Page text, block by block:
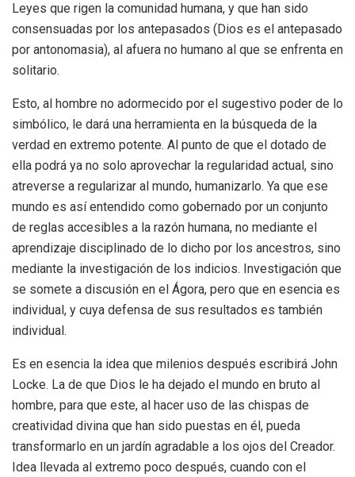
Leyes que rigen la comunidad humana, y que han sido
consensuadas por los antepasados (Dios es el antepasado
por antonomasia), al afuera no humano al que se enfrenta en
solitario.
Esto, al hombre no adormecido por el sugestivo poder de lo
simbólico, le dará una herramienta en la búsqueda de la
verdad en extremo potente. Al punto de que el dotado de
ella podrá ya no solo aprovechar la regularidad actual, sino
atreverse a regularizar al mundo, humanizarlo. Ya que ese
mundo es así entendido como gobernado por un conjunto
de reglas accesibles a la razón humana, no mediante el
aprendizaje disciplinado de lo dicho por los ancestros, sino
mediante la investigación de los indicios. Investigación que
se somete a discusión en el Ágora, pero que en esencia es
individual, y cuya defensa de sus resultados es también
individual.
Es en esencia la idea que milenios después escribirá John
Locke. La de que Dios le ha dejado el mundo en bruto al
hombre, para que este, al hacer uso de las chispas de
creatividad divina que han sido puestas en él, pueda
transformarlo en un jardín agradable a los ojos del Creador.
Idea llevada al extremo poco después, cuando con el